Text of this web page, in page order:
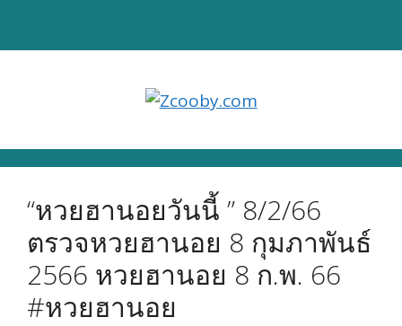
“หวยฮานอยวันนี้ ” 8/2/66
ตรวจหวยฮานอย 8 กุมภาพันธ์
2566 หวยฮานอย 8 ก.พ. 66
#หวยฮานอย